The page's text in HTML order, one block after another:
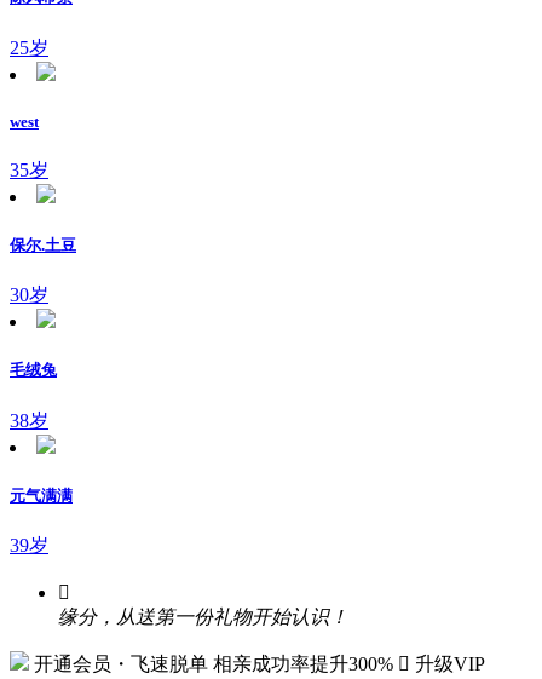
25岁
west
35岁
保尔.土豆
30岁
毛绒兔
38岁
元气满满
39岁

缘分，从送第一份礼物开始认识！
开通会员・飞速脱单 相亲成功率提升300%  升级VIP